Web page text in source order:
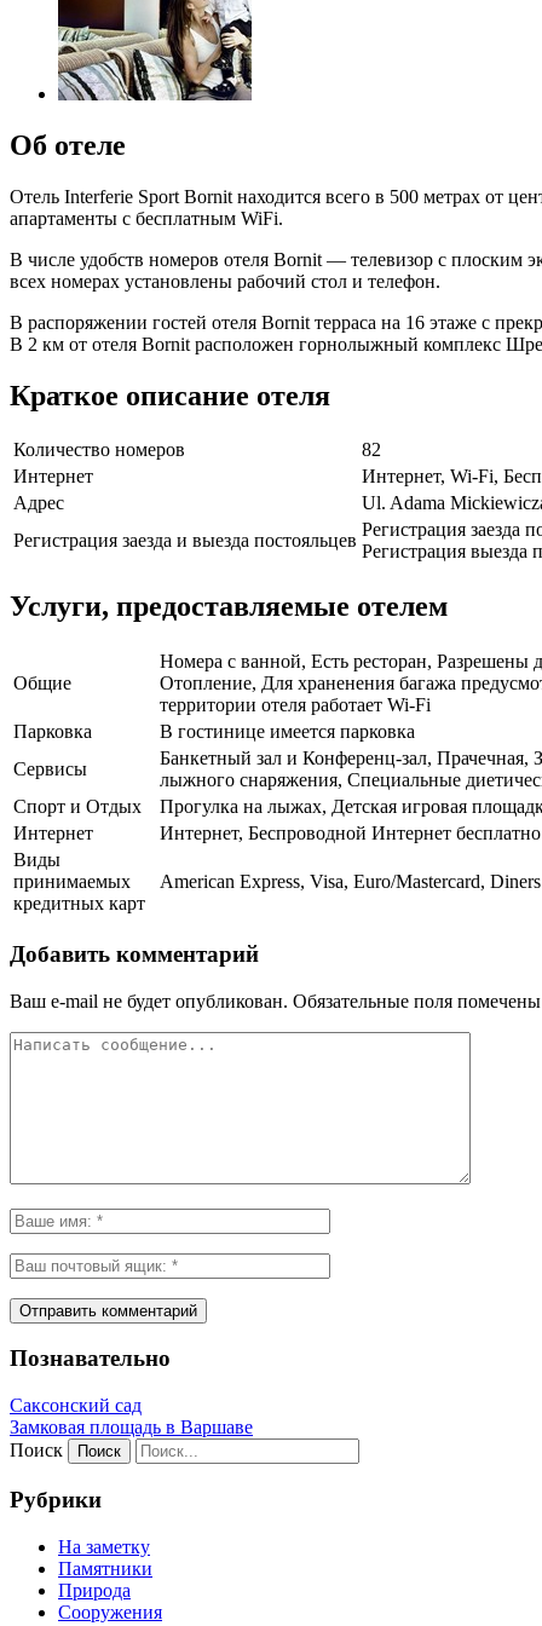
Об отеле
Отель Interferie Sport Bornit находится всего в 500 метрах от
апартаменты с бесплатным WiFi.
В числе удобств номеров отеля Bornit — телевизор с
всех номерах установлены рабочий стол и телефон.
В распоряжении гостей отеля Bornit терраса на 16 этаже с
В 2 км от отеля Bornit расположен горнолыжный комплекс
Краткое описание отеля
Количество номеров
82
Интернет
Интернет, Wi-Fi,
Адрес
Ul. Adama
Регистрация заезда и выезда постояльцев
Регистрация заезда
Регистрация выезда
Услуги, предоставляемые отелем
Общие
Номера с ванной, Есть ресторан, Разрешены
Отопление, Для храненения багажа
территории отеля работает Wi-Fi
Парковка
В гостинице имеется парковка
Сервисы
Банкетный зал и Конференц-зал, Прачечная,
лыжного снаряжения, Специальные
Спорт и Отдых
Прогулка на лыжах, Детская игровая
Интернет
Интернет, Беспроводной Интернет бесплатно
Виды
принимаемых
кредитных карт
American Express, Visa, Euro/Mastercard,
Добавить комментарий
Ваш e-mail не будет опубликован. Обязательные поля
Познавательно
Саксонский сад
Замковая площадь в Варшаве
Поиск
Рубрики
На заметку
Памятники
Природа
Сооружения